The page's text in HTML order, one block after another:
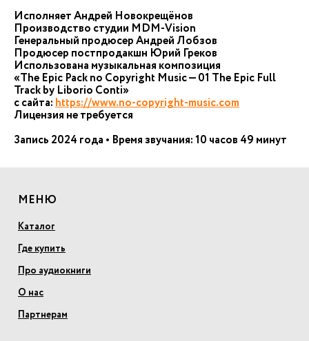
Исполняет Андрей Новокрещёнов
Производство студии MDM-Vision
Генеральный продюсер Андрей Лобзов
Продюсер постпродакшн Юрий Греков
Использована музыкальная композиция
«The Epic Pack no Copyright Music — 01 The Epic Full
Track by Liborio Conti»
с сайта:https://www.no-copyright-music.com
Лицензия не требуется
Запись 2024 года • Время звучания: 10 часов 49 минут
МЕНЮ
Каталог
Где купить
Про аудиокниги
О нас
Партнерам